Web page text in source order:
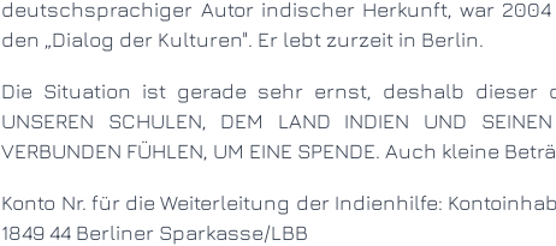
deutschsprachiger Autor indischer Herkunft, war
den „Dialog der Kulturen". Er lebt zurzeit in Berlin.
Die Situation ist gerade sehr ernst, deshalb dieser dringende Appell: WIR BITTEN ALLE, DIE SICH
UNSEREN SCHULEN, DEM LAND INDIEN UND
VERBUNDEN FÜHLEN, UM EINE SPENDE. Auch kleine
Konto Nr. für die Weiterleitung der Indienhilfe: Kontoinhaber: Rajvinder Singh IBAN: DE85 1005 0000 0640
1849 44 Berliner Sparkasse/LBB